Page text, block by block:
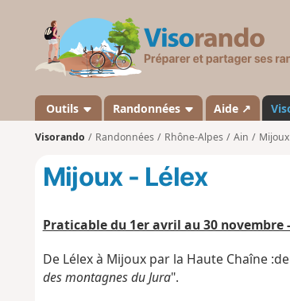
Outils Randonnées Aide ↗
Visorando Randonnées Rhône-Alpes Ain Mijoux
Mijoux - Lélex
Praticable du 1er avril au 30 novembre
De Lélex à Mijoux par la Haute Chaîne :
des montagnes du Jura".